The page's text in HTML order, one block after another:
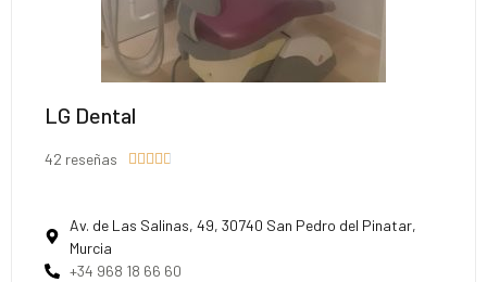
LG Dental
42 reseñas     
Av. de Las Salinas, 49, 30740 San Pedro del Pinatar,
Murcia
+34 968 18 66 60